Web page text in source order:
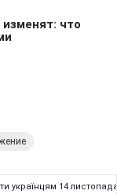
українцям 14